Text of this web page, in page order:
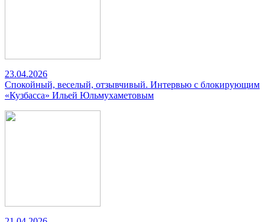
23.04.2026
Спокойный, веселый, отзывчивый. Интервью с блокирующим
«Кузбасса» Ильей Юльмухаметовым